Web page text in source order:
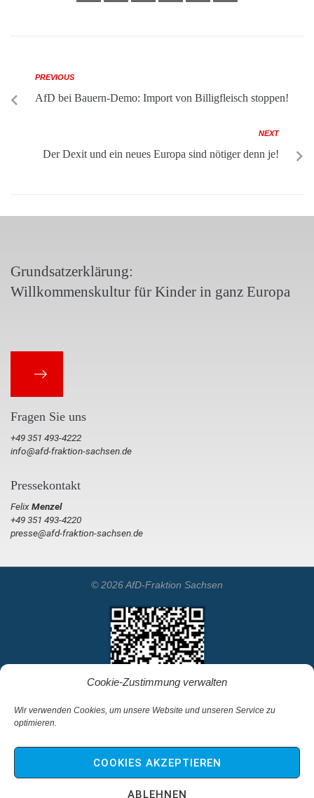
Cookie-Zustimmung verwalten
Wir verwenden Cookies, um unsere Website und unseren Service zu
optimieren.
COOKIES AKZEPTIEREN
ABLEHNEN
PREVIOUS
AfD bei Bauern-Demo: Import von Billigfleisch stoppen!
NEXT
Der Dexit und ein neues Europa sind nötiger denn je!
Grundsatzerklärung:
Willkommenskultur für Kinder in ganz Europa
Fragen Sie uns
+49 351 493-4222
info@afd-fraktion-sachsen.de
Pressekontakt
FelixMenzel
+49 351 493-4220
presse@afd-fraktion-sachsen.de
© 2026 AfD-Fraktion Sachsen
Startseite
Kontakt
Impressum & Haftungsausschluss
Datenschutz